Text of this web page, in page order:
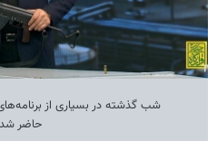
شب گذشته در بسیاری از
حاضر